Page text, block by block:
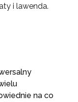
i lawenda.
na co